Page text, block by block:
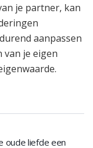
je partner, kan
aanpassen
van je eigen
oude liefde een